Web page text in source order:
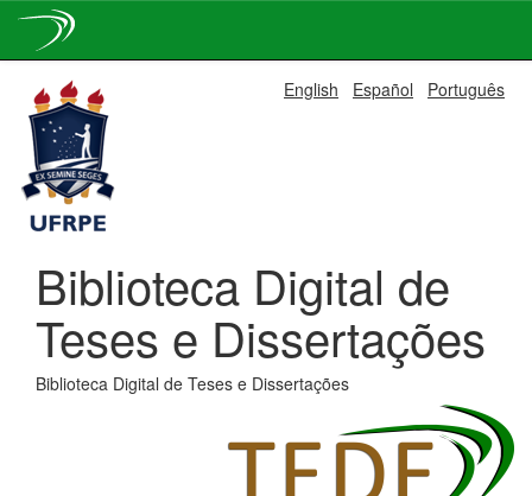
navigation
English Español Português
Biblioteca Digital de
Teses e Dissertações
Biblioteca Digital de Teses e Dissertações